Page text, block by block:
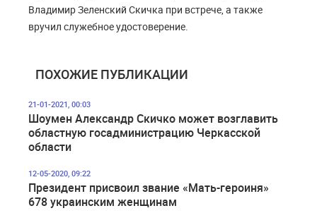
Владимир Зеленский Скичка при встрече, а также
вручил служебное удостоверение.
ПОХОЖИЕ ПУБЛИКАЦИИ
21-01-2021, 00:03
Шоумен Александр Скичко может возглавить
областную госадминистрацию Черкасской
области
12-05-2020, 09:22
Президент присвоил звание «Мать-героиня»
678 украинским женщинам